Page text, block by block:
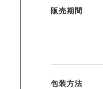
販売期間
包装方法